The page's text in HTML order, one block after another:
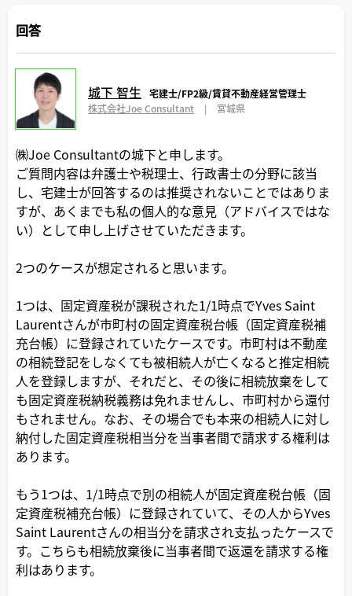
回答
城下 智生
宅建士/FP2級/賃貸不動産経営管理士
株式会社Joe Consultant
| 宮城県
㈱Joe Consultantの城下と申します。
ご質問内容は弁護士や税理士、行政書士の分野に該当
し、宅建士が回答するのは推奨されないことではありま
すが、あくまでも私の個人的な意見（アドバイスではな
い）として申し上げさせていただきます。
2つのケースが想定されると思います。
1つは、固定資産税が課税された1/1時点でYves Saint
Laurentさんが市町村の固定資産税台帳（固定資産税補
充台帳）に登録されていたケースです。市町村は不動産
の相続登記をしなくても被相続人が亡くなると推定相続
人を登録しますが、それだと、その後に相続放棄をして
も固定資産税納税義務は免れませんし、市町村から還付
もされません。なお、その場合でも本来の相続人に対し
納付した固定資産税相当分を当事者間で請求する権利は
あります。
もう1つは、1/1時点で別の相続人が固定資産税台帳（固
定資産税補充台帳）に登録されていて、その人からYves
Saint Laurentさんの相当分を請求され支払ったケースで
す。こちらも相続放棄後に当事者間で返還を請求する権
利はあります。